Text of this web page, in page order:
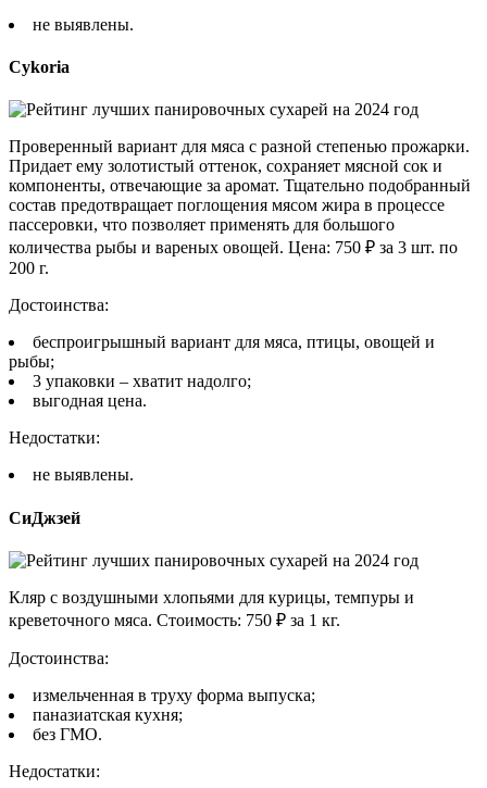
не выявлены.
Cykoria
Проверенный вариант для мяса с разной степенью прожарки.
Придает ему золотистый оттенок, сохраняет мясной сок и
компоненты, отвечающие за аромат. Тщательно подобранный
состав предотвращает поглощения мясом жира в процессе
пассеровки, что позволяет применять для большого
количества рыбы и вареных овощей. Цена: 750 ₽ за 3 шт. по
200 г.
Достоинства:
беспроигрышный вариант для мяса, птицы, овощей и
рыбы;
3 упаковки – хватит надолго;
выгодная цена.
Недостатки:
не выявлены.
СиДжзей
Кляр с воздушными хлопьями для курицы, темпуры и
креветочного мяса. Стоимость: 750 ₽ за 1 кг.
Достоинства:
измельченная в труху форма выпуска;
паназиатская кухня;
без ГМО.
Недостатки: